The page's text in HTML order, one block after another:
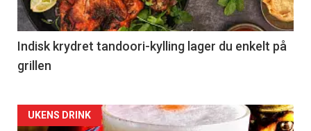
Indisk krydret tandoori-kylling lager du enkelt på
grillen
Forsiden
UKENS DRINK